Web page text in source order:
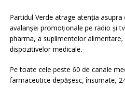
Partidul Verde atrage atenția
avalanșei promoționale pe radio și
pharma, a suplimentelor
dispozitivelor medicale.
Pe toate cele peste 60 de canale
farmaceutice depășesc, însumate,